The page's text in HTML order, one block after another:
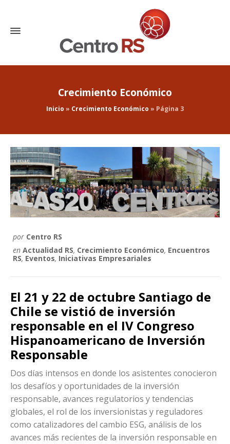
Crecimiento Económico
Inicio » Crecimiento Económico » Página 3
por Centro RS
en Actualidad RS, Crecimiento Económico, Encuentros
RS, Eventos, Iniciativas Empresariales
El 21 y 22 de octubre Santiago de
Chile se vistió de inversión
responsable en el IV Congreso
Hispanoamericano de Inversión
Responsable
Dos días intensos en donde los asistentes conocieron
los desafíos y oportunidades de la inversión
responsable, avances regulatorios y tendencias
globales, el rol de los inversionistas y reguladores
como catalizadores del cambio ESG, análisis de los
avances más recientes de la inversión responsable en